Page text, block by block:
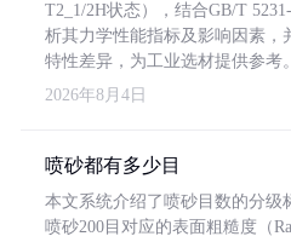
T2_1/2H状态），结合GB/T
析其力学性能指标及影响因素，
特性差异，为工业选材提供参考。
2026年8月4日
喷砂都有多少目
本文系统介绍了喷砂目数的分级
喷砂200目对应的表面粗糙度（